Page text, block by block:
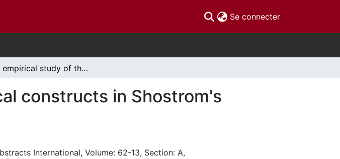
Se connecter(current)
An empirical study of the theoretical constructs in Shostrom's Personal Orientation Inventory.
constructs in Shostrom's
International, Volume: 62-13, Section: A,